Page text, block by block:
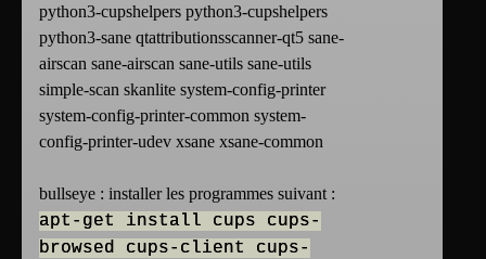
python3-cupshelpers python3-cupshelpers
python3-sane qtattributionsscanner-qt5 sane-
airscan sane-airscan sane-utils sane-utils
simple-scan skanlite system-config-printer
system-config-printer-common system-
config-printer-udev xsane xsane-common
bullseye : installer les programmes suivant :
apt-get install cups cups-
browsed cups-client cups-